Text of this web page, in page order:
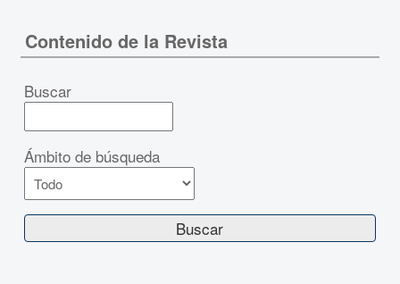
Contenido de la Revista
Buscar
Ámbito de búsqueda